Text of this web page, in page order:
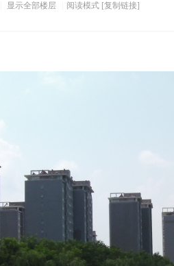
显示全部楼层 阅读模式 [复制链接]